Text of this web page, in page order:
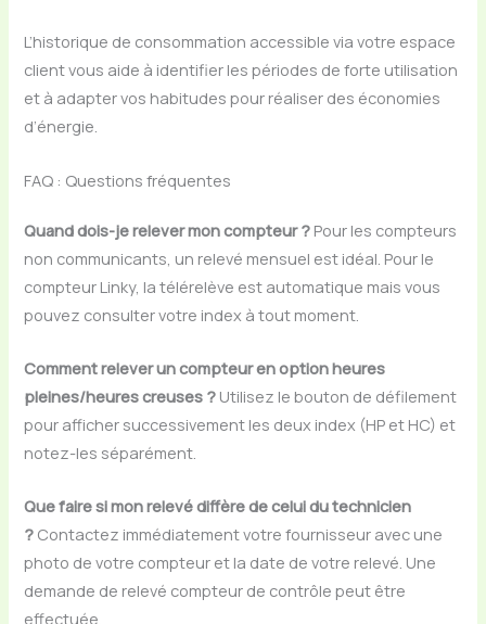
L’historique de consommation accessible via votre espace
client vous aide à identifier les périodes de forte utilisation
et à adapter vos habitudes pour réaliser des économies
d’énergie.
FAQ : Questions fréquentes
Quand dois-je relever mon compteur ? Pour les compteurs
non communicants, un relevé mensuel est idéal. Pour le
compteur Linky, la télérelève est automatique mais vous
pouvez consulter votre index à tout moment.
Comment relever un compteur en option heures
pleines/heures creuses ? Utilisez le bouton de défilement
pour afficher successivement les deux index (HP et HC) et
notez-les séparément.
Que faire si mon relevé diffère de celui du technicien
? Contactez immédiatement votre fournisseur avec une
photo de votre compteur et la date de votre relevé. Une
demande de relevé compteur de contrôle peut être
effectuée.